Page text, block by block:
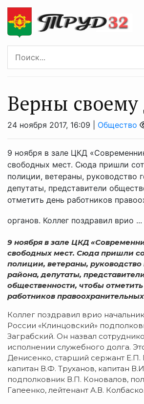
Верны своему
24 ноября 2017, 16:09 | Общество
9 ноября в зале ЦКД
свободных мест. Сюда пришли
полиции, ветераны, руководство
депутаты, представители
отметить день работников
органов. Коллег поздравил врио ...
9 ноября в зале ЦКД
свободных мест. Сюда пришли
полиции, ветераны, руководство
района, депутаты,
общественности, чтобы
работников
Коллег поздравил врио
России «Клинцовский»
Заграбский. Он назвал
исполнении служебного долга.
Денисенко, старший сержант Е.П.
капитан В.Ф. Труханов, капитан
подполковник В.П. Коновалов,
Гапеенко, лейтенант А.В. Колбаско.